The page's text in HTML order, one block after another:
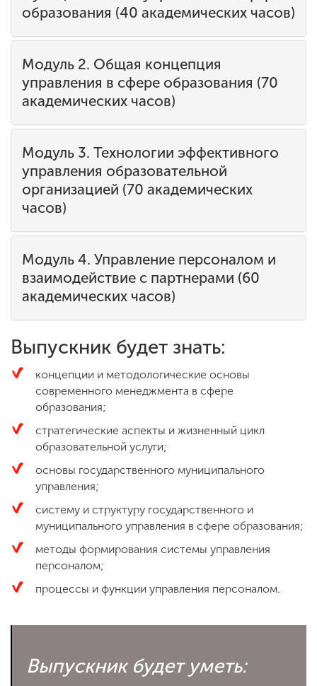
образования (40 академических часов)
Модуль 2. Общая концепция
управления в сфере образования (70
академических часов)
Модуль 3. Технологии эффективного
управления образовательной
организацией (70 академических
часов)
Модуль 4. Управление персоналом и
взаимодействие с партнерами (60
академических часов)
Выпускник будет знать:
концепции и методологические основы
современного менеджмента в сфере
образования;
стратегические аспекты и жизненный цикл
образовательной услуги;
основы государственного муниципального
управления;
систему и структуру государственного и
муниципального управления в сфере образования;
методы формирования системы управления
персоналом;
процессы и функции управления персоналом.
Выпускник будет уметь: